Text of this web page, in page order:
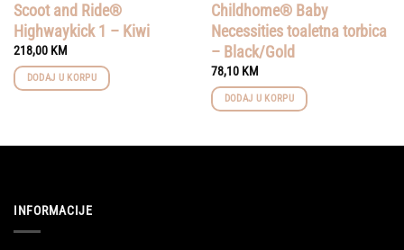
Scoot and Ride®
Highwaykick 1 – Kiwi
218,00 KM
DODAJ U KORPU
Childhome® Baby
Necessities toaletna torbica
– Black/Gold
78,10 KM
DODAJ U KORPU
INFORMACIJE